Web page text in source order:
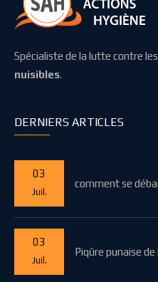
Spécialiste de la lutte contre les
nuisibles.
DERNIERS ARTICLES
03
Juil.
comment se
03
Juil.
Piqûre punaise